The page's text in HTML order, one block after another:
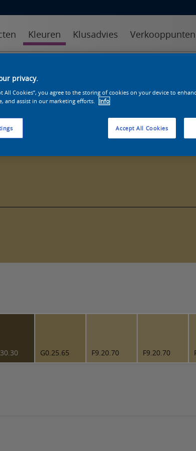
Kleuren Klusadvies Verkooppunten
G0.25.65 F9.20.70 F9.20.70
privacy.
All Cookies”, you agree to the storing of cookies on your device to
and assist in our marketing efforts.
Info
Accept All Cookies